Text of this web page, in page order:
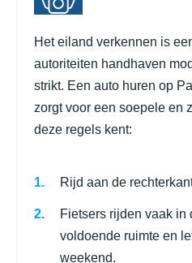
Het eiland verkennen is
autoriteiten handhaven
strikt. Een auto huren op
zorgt voor een soepele en
deze regels kent:
Rijd aan de
Fietsers rijden vaak in
voldoende ruimte en
weekend.